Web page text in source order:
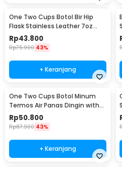
One Two Cups Botol Bir Hip
Flask Stainless Leather 7oz
with Shot Glass
Rp43.800
Rp75.900 43%
+ Keranjang
One Two Cups Botol Minum
Termos Air Panas Dingin with
Cup Head 500ml - SUS304
Rp50.800
Rp87.900 43%
+ Keranjang